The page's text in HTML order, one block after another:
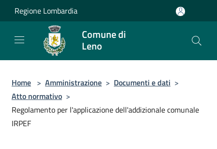
Salta al contenuto principale
Regione Lombardia
Comune di
Leno
Home > Amministrazione > Documenti e dati >
Atto normativo >
Regolamento per l'applicazione dell'addizionale comunale
IRPEF